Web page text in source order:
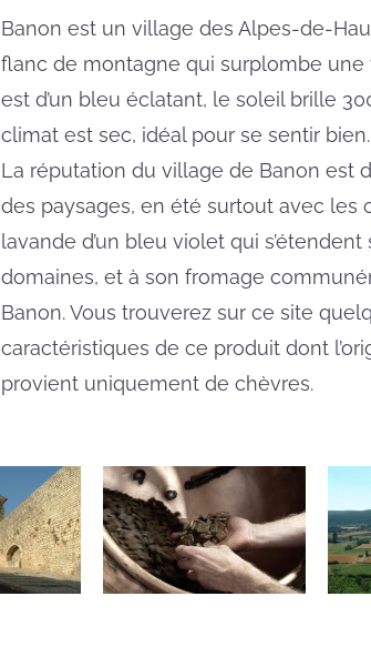
Banon est un village des Alpes-de-
flanc de montagne qui surplombe une
est d’un bleu éclatant, le soleil brille
climat est sec, idéal pour se sentir bien.
La réputation du village de Banon est
des paysages, en été surtout avec les
lavande d’un bleu violet qui s’étendent
domaines, et à son fromage
Banon. Vous trouverez sur ce site
caractéristiques de ce produit dont
provient uniquement de chèvres.